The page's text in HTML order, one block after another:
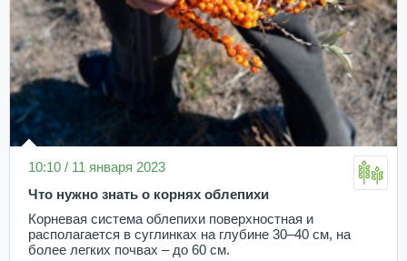
10:10 / 11 января 2023
Что нужно знать о корнях облепихи
Корневая система облепихи поверхностная и
располагается в суглинках на глубине 30–40 см, на
более легких почвах – до 60 см.